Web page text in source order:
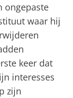
ongepaste
waar hij
keer dat
interesses
zijn